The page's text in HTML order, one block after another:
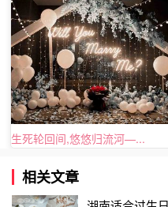
生死轮回间,悠悠归流河—...
相关文章